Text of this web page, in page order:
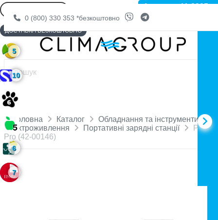
0 (800) 330 353 *безкоштовно
Головна Каталог
Обладнання та інструменти
Електроживлення
Портативні зарядні станції
Pro (42-00146)
Артикул: 11-2395
ДОСТАВКА БЕЗКОШТОВНО
5
10
6
7